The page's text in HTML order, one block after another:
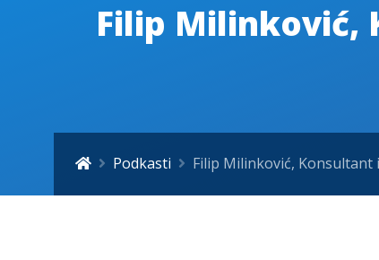
Filip Milinković,
Podkasti Filip Milinković, Konsultant